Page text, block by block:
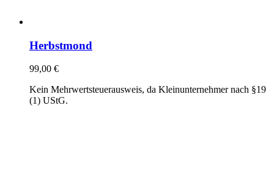
Herbstmond
99,00 €
Kein Mehrwertsteuerausweis, da Kleinunternehmer nach §19
(1) UStG.